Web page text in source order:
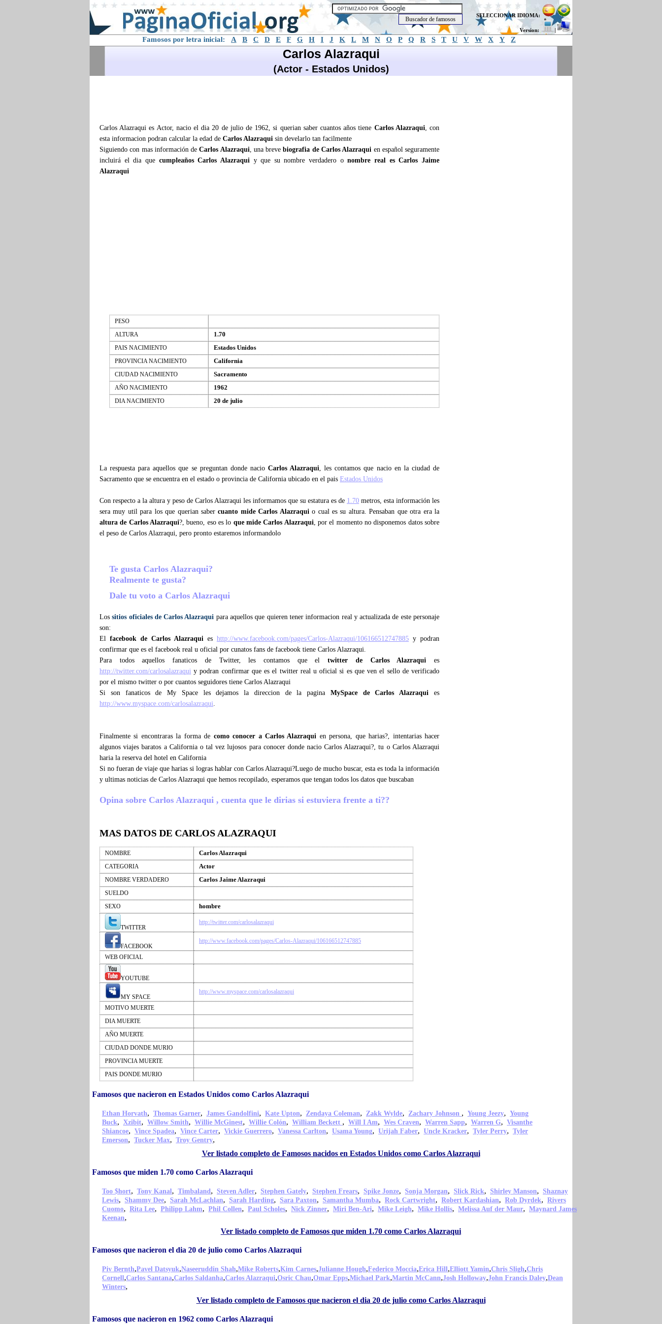
SELECCIONAR IDIOMA:
Version: |
Famosos por letra inicial: A B C D E F G H I J K L M N O P Q R S T U V W X Y Z
Carlos Alazraqui
(Actor - Estados Unidos)
Carlos Alazraqui es Actor, nacio el dia 20 de julio de 1962, si querian saber cuantos años tiene Carlos Alazraqui, con
esta informacion podran calcular la edad de Carlos Alazraqui sin develarlo tan facilmente
Siguiendo con mas información deCarlos Alazraqui, una brevebiografia de Carlos Alazraqui en español seguramente
incluirá el dia que cumpleaños Carlos Alazraquiy que su nombre verdadero onombre real es Carlos Jaime
Alazraqui
PESO
ALTURA
1.70
PAIS NACIMIENTO Estados Unidos
PROVINCIA NACIMIENTO California
CIUDAD NACIMIENTO Sacramento
AÑO NACIMIENTO 1962
DIA NACIMIENTO 20 de julio
La respuesta para aquellos que se preguntan donde nacio Carlos Alazraqui, les contamos que nacio en la ciudad de
Sacramento que se encuentra en el estado o provincia de California ubicado en el pais Estados Unidos
Con respecto a la altura y peso de Carlos Alazraqui les informamos que su estatura es de 1.70 metros, esta información les
sera muy util para los que querian sabercuanto mide Carlos Alazraquio cual es su altura. Pensaban que otra era la
altura de Carlos Alazraqui?, bueno, eso es lo que mide Carlos Alazraqui, por el momento no disponemos datos sobre
el peso de Carlos Alazraqui, pero pronto estaremos informandolo
Te gusta Carlos Alazraqui?
Realmente te gusta?
Dale tu voto a Carlos Alazraqui
Lossitios oficiales de Carlos Alazraqui para aquellos que quieren tener informacion real y actualizada de este personaje
son:
El facebook de Carlos Alazraqui es http://www.facebook.com/pages/Carlos-Alazraqui/106166512747885 y podran
confirmar que es el facebook real u oficial por cunatos fans de facebook tiene Carlos Alazraqui.
Para todos aquellos fanaticos de Twitter, les contamos que eltwitter de Carlos Alazraqui es
http://twitter.com/carlosalazraqui y podran confirmar que es el twitter real u oficial si es que ven el sello de verificado
por el mismo twitter o por cuantos seguidores tiene Carlos Alazraqui
Si son fanaticos de My Space les dejamos la direccion de la pagina MySpace de Carlos Alazraqui es
http://www.myspace.com/carlosalazraqui.
Finalmente si encontraras la forma de como conocer a Carlos Alazraqui en persona, que harias?, intentarias hacer
algunos viajes baratos a California o tal vez lujosos para conocer donde nacio Carlos Alazraqui?, tu o Carlos Alazraqui
haria la reserva del hotel en California
Si no fueran de viaje que harias si logras hablar con Carlos Alazraqui?Luego de mucho buscar, esta es toda la información
y ultimas noticias de Carlos Alazraqui que hemos recopilado, esperamos que tengan todos los datos que buscaban
Opina sobre Carlos Alazraqui , cuenta que le dirias si estuviera frente a ti??
MAS DATOS DE CARLOS ALAZRAQUI
NOMBRE Carlos Alazraqui
CATEGORIA Actor
NOMBRE VERDADERO Carlos Jaime Alazraqui
SUELDO
SEXO
hombre
TWITTER
http://twitter.com/carlosalazraqui
FACEBOOK
http://www.facebook.com/pages/Carlos-Alazraqui/106166512747885
WEB OFICIAL
YOUTUBE
MY SPACE
http://www.myspace.com/carlosalazraqui
MOTIVO MUERTE
DIA MUERTE
AÑO MUERTE
CIUDAD DONDE MURIO
PROVINCIA MUERTE
PAIS DONDE MURIO
Famosos que nacieron en Estados Unidos como Carlos Alazraqui
Ethan Horvath, Thomas Garner, James Gandolfini, Kate Upton, Zendaya Coleman, Zakk Wylde, Zachary Johnson , Young Jeezy, Young
Buck, Xzibit, Willow Smith, Willie McGinest, Willie Colón, William Beckett , Will I Am, Wes Craven, Warren Sapp, Warren G, Visanthe
Shiancoe, Vince Spadea, Vince Carter, Vickie Guerrero, Vanessa Carlton, Usama Young, Urijah Faber, Uncle Kracker, Tyler Perry, Tyler
Emerson, Tucker Max, Troy Gentry,
Ver listado completo de Famosos nacidos en Estados Unidos como Carlos Alazraqui
Famosos que miden 1.70 como Carlos Alazraqui
Too $hort, Tony Kanal, Timbaland, Steven Adler, Stephen Gately, Stephen Frears, Spike Jonze, Sonja Morgan, Slick Rick, Shirley Manson, Shaznay
Lewis, Shammy Dee, Sarah McLachlan, Sarah Harding, Sara Paxton, Samantha Mumba, Rock Cartwright, Robert Kardashian, Rob Dyrdek, Rivers
Cuomo, Rita Lee, Philipp Lahm, Phil Collen, Paul Scholes, Nick Zinner, Miri Ben-Ari, Mike Leigh, Mike Hollis, Melissa Auf der Maur, Maynard James
Keenan,
Ver listado completo de Famosos que miden 1.70 como Carlos Alazraqui
Famosos que nacieron el dia 20 de julio como Carlos Alazraqui
Piv Bernth,Pavel Datsyuk,Naseeruddin Shah,Mike Roberts,Kim Carnes,Julianne Hough,Federico Moccia,Erica Hill,Elliott Yamin,Chris Sligh,Chris
Cornell,Carlos Santana,Carlos Saldanha,Carlos Alazraqui,Osric Chau,Omar Epps,Michael Park,Martin McCann,Josh Holloway,John Francis Daley,Dean
Winters,
Ver listado completo de Famosos que nacieron el dia 20 de julio como Carlos Alazraqui
Famosos que nacieron en 1962 como Carlos Alazraqui